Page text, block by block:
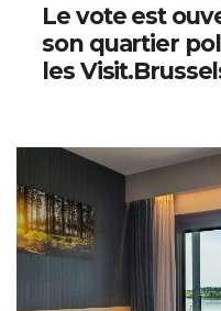
Le vote est
son quartier
les